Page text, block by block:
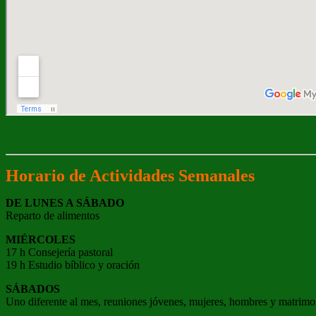
Horario de Actividades Semanales
DE LUNES A SÁBADO
Reparto de alimentos
MIÉRCOLES
17 h Consejería pastoral
19 h Estudio bíblico y oración
SÁBADOS
Uno diferente al mes, reuniones jóvenes, mujeres, hombres y